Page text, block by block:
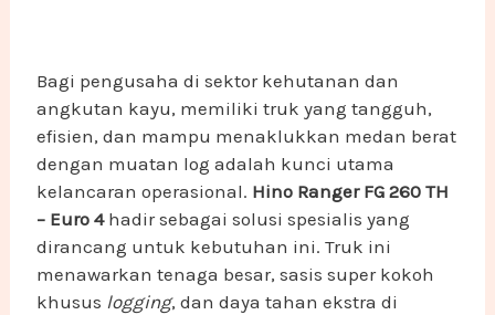
Bagi pengusaha di sektor kehutanan dan
angkutan kayu, memiliki truk yang tangguh,
efisien, dan mampu menaklukkan medan berat
dengan muatan log adalah kunci utama
kelancaran operasional. Hino Ranger FG 260 TH
– Euro 4hadir sebagai solusi spesialis yang
dirancang untuk kebutuhan ini. Truk ini
menawarkan tenaga besar, sasis super kokoh
khusus logging, dan daya tahan ekstra di